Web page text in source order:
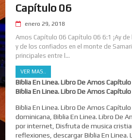
Capítulo 06
enero 29, 2018
Amos Capítulo 06 Capítulo 06 6:1 ¡Ay
y de los confiados en el monte de
principales entre l...
VER MAS..
Biblia En Linea. Libro De Amos
Biblia En Linea. Libro De Amos
Biblia En Linea. Libro De Amos
dominicana, Biblia En Linea. Libro De
por internet, Disfruta de musica
reflexiones, descargar Biblia En Linea.